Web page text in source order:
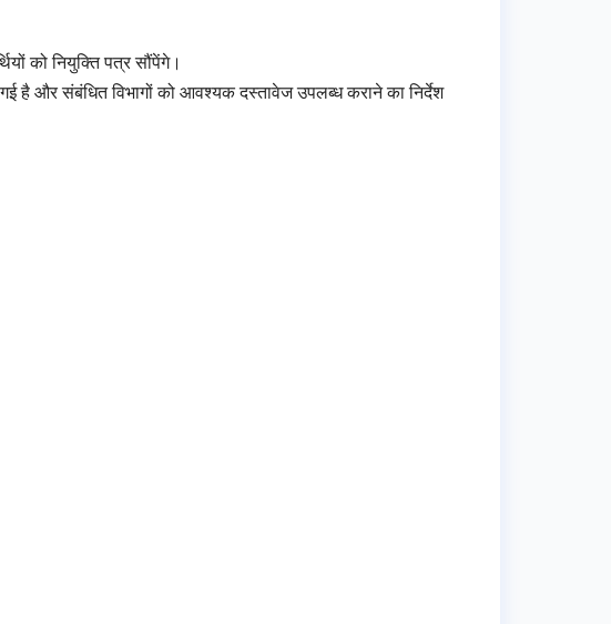
को नियुक्ति पत्र सौंपेंगे।
है और संबंधित विभागों को आवश्यक दस्तावेज उपलब्ध कराने का निर्देश